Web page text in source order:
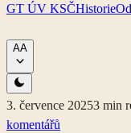
GT ÚV KSČHistorie
AA
3. července 20253 min
komentářů